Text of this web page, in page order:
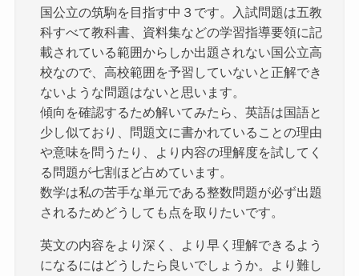
国公立の筑駒を目指す中３です。入試問題は五教
科すべて教科書、資料集などの学習指導要領に記
載されている範囲からしか出題されない国公立高
校なので、高校範囲を予習していないと正解でき
ないような問題はないと思います。
傾向を確認するため解いてみたら、英語は国語と
少し似ており、問題文に書かれていることの理由
や意味を問うたり、より内容の理解度を試してく
る問題が七割ほど占めています。
数学は私の苦手な単元である整数問題が必ず出題
されるためどうしても点を取りたいです。
英文の内容をより深く、より早く理解できるよう
になるにはどうしたら良いでしょうか。より難し